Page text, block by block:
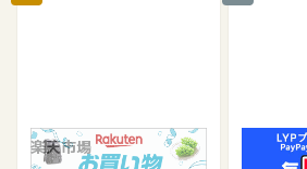
楽天市場 Yahoo!